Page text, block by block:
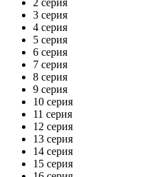
3 серия
4 серия
5 серия
6 серия
7 серия
8 серия
9 серия
10 серия
11 серия
12 серия
13 серия
14 серия
15 серия